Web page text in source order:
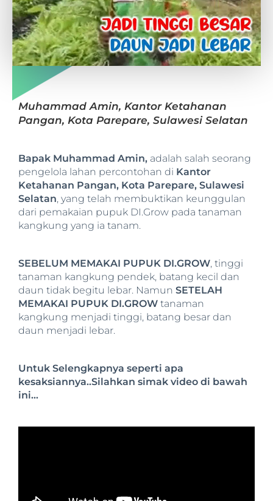
Muhammad Amin, Kantor Ketahanan
Pangan, Kota Parepare, Sulawesi Selatan
Bapak Muhammad Amin, adalah salah seorang
pengelola lahan percontohan di Kantor
Ketahanan Pangan, Kota Parepare, Sulawesi
Selatan, yang telah membuktikan keunggulan
dari pemakaian pupuk DI.Grow pada tanaman
kangkung yang ia tanam.
SEBELUM MEMAKAI PUPUK DI.GROW, tinggi
tanaman kangkung pendek, batang kecil dan
daun tidak begitu lebar. Namun SETELAH
MEMAKAI PUPUK DI.GROW tanaman
kangkung menjadi tinggi, batang besar dan
daun menjadi lebar.
Untuk Selengkapnya seperti apa
kesaksiannya..Silahkan simak video di bawah
ini…